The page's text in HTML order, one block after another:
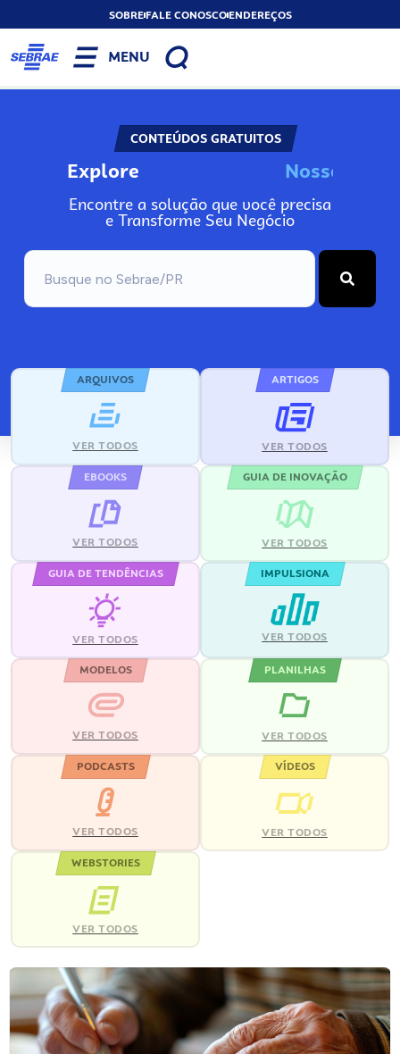
SOBREFALE CONOSCOENDEREÇOS
MENU
CONTEÚDOS GRATUITOS
Explore Noss
Encontre a solução que você precisa
e Transforme Seu Negócio
ARQUIVOS
VER TODOS
ARTIGOS
VER TODOS
EBOOKS
VER TODOS
GUIA DE INOVAÇÃO
VER TODOS
GUIA DE TENDÊNCIAS
VER TODOS
IMPULSIONA
VER TODOS
MODELOS
VER TODOS
PLANILHAS
VER TODOS
PODCASTS
VER TODOS
VÍDEOS
VER TODOS
WEBSTORIES
VER TODOS